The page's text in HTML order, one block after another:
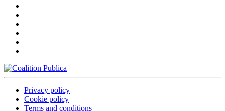
Privacy policy
Cookie policy
Terms and conditions